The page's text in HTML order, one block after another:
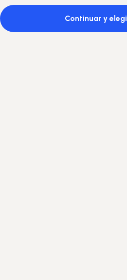
Continuar y